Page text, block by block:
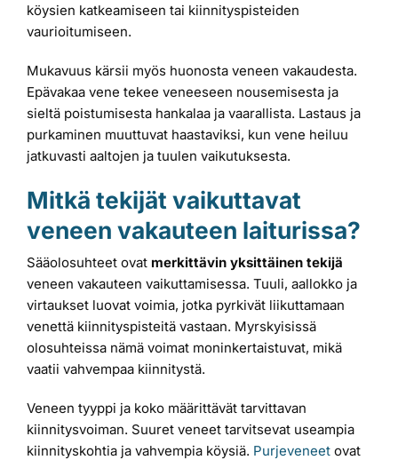
köysien katkeamiseen tai kiinnityspisteiden
vaurioitumiseen.
Mukavuus kärsii myös huonosta veneen vakaudesta.
Epävakaa vene tekee veneeseen nousemisesta ja
sieltä poistumisesta hankalaa ja vaarallista. Lastaus ja
purkaminen muuttuvat haastaviksi, kun vene heiluu
jatkuvasti aaltojen ja tuulen vaikutuksesta.
Mitkä tekijät vaikuttavat
veneen vakauteen laiturissa?
Sääolosuhteet ovat merkittävin yksittäinen tekijä
veneen vakauteen vaikuttamisessa. Tuuli, aallokko ja
virtaukset luovat voimia, jotka pyrkivät liikuttamaan
venettä kiinnityspisteitä vastaan. Myrskyisissä
olosuhteissa nämä voimat moninkertaistuvat, mikä
vaatii vahvempaa kiinnitystä.
Veneen tyyppi ja koko määrittävät tarvittavan
kiinnitysvoiman. Suuret veneet tarvitsevat useampia
kiinnityskohtia ja vahvempia köysiä. Purjeveneet ovat